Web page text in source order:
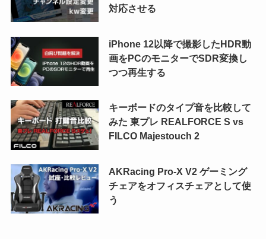
対応させる
iPhone 12以降で撮影したHDR動
画をPCのモニターでSDR変換し
つつ再生する
キーボードのタイプ音を比較して
みた 東プレ REALFORCE S vs
FILCO Majestouch 2
AKRacing Pro-X V2 ゲーミング
チェアをオフィスチェアとして使
う